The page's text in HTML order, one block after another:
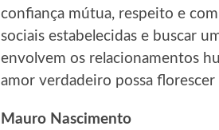
confiança mútua, respeito e
sociais estabelecidas e buscar
envolvem os relacionamentos
amor verdadeiro possa florescer
Mauro Nascimento